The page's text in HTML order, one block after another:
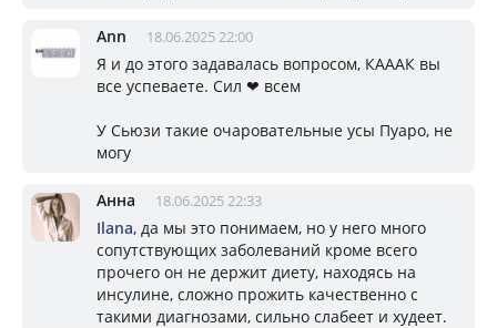
Ann 18.06.2025 22:00
Я и до этого задавалась вопросом, КАААК вы
все успеваете. Сил ❤ всем
У Сьюзи такие очаровательные усы Пуаро, не
могу
Анна 18.06.2025 22:33
Ilana, да мы это понимаем, но у него много
сопутствующих заболеваний кроме всего
прочего он не держит диету, находясь на
инсулине, сложно прожить качественно с
такими диагнозами, сильно слабеет и худеет.